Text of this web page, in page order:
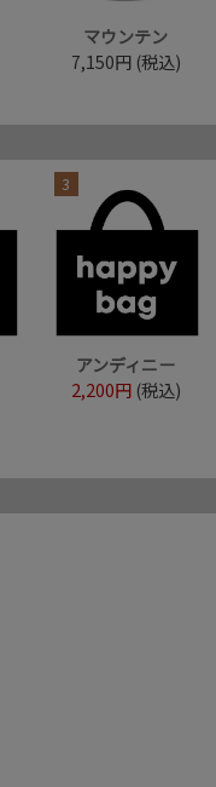
マウンテン
7,150円 (税込)
3
アンディニー
2,200円 (税込)